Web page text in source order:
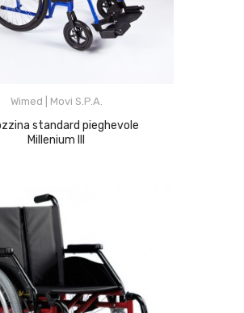
Wimed | Movi S.p.A.
Millenium III